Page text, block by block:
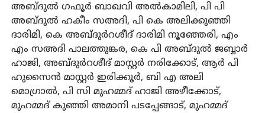
അബ്ദുല്‍ ഗഫൂര്‍ ബാഖവി അല്‍കാമിലി, പി പി
അബ്ദുല്‍ ഹകീം സഅദി, പി കെ അലിക്കുഞ്ഞി
ദാരിമി, കെ അബ്ദുര്‍റശീദ് ദാരിമി നൂഞ്ഞേരി, എം
എം സഅദി പാലത്തുങ്കര, കെ പി അബ്ദുല്‍ ജബ്ബാര്‍
ഹാജി, അബ്ദുര്‍റശീദ് മാസ്റ്റര്‍ നരിക്കോട്, ആര്‍ പി
ഹുസൈന്‍ മാസ്റ്റര്‍ ഇരിക്കൂര്‍, ബി എ അലി
മൊഗ്രാല്‍, പി സി മുഹമ്മദ് ഹാജി അഴീക്കോട്,
മുഹമ്മദ് കുഞ്ഞി അമാനി പടപ്പേങ്ങാട്, മുഹമ്മദ്